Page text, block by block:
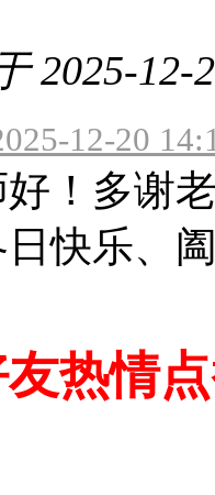
2025-12-
12-20
！多谢
快乐、
热情